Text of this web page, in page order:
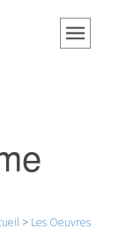
> Les Oeuvres